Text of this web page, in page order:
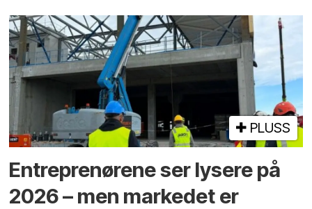
PLUSS
Entreprenørene ser lysere på
2026 – men markedet er